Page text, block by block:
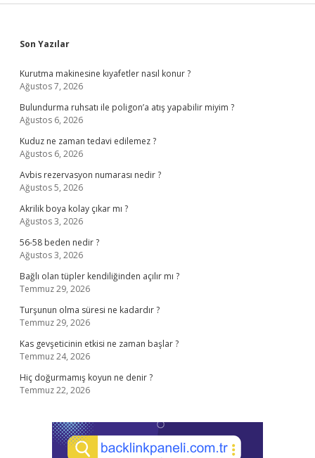
Sidebar
Son Yazılar
Kurutma makinesine kıyafetler nasıl konur ?
Ağustos 7, 2026
Bulundurma ruhsatı ile poligon’a atış yapabilir miyim ?
Ağustos 6, 2026
Kuduz ne zaman tedavi edilemez ?
Ağustos 6, 2026
Avbis rezervasyon numarası nedir ?
Ağustos 5, 2026
Akrilik boya kolay çıkar mı ?
Ağustos 3, 2026
56-58 beden nedir ?
Ağustos 3, 2026
Bağlı olan tüpler kendiliğinden açılır mı ?
Temmuz 29, 2026
Turşunun olma süresi ne kadardır ?
Temmuz 29, 2026
Kas gevşeticinin etkisi ne zaman başlar ?
Temmuz 24, 2026
Hiç doğurmamış koyun ne denir ?
Temmuz 22, 2026